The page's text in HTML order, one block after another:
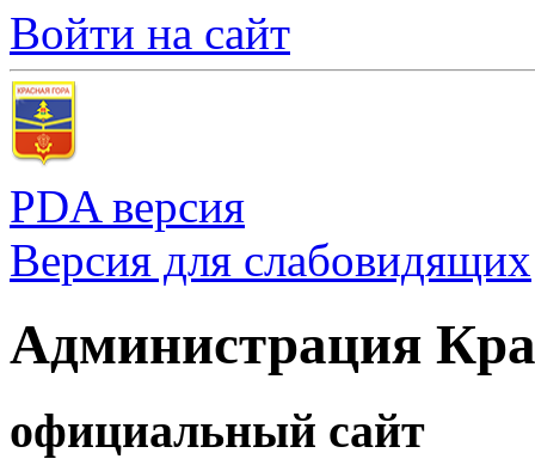
Войти на сайт
PDA версия
Версия для слабовидящих
Администрация
официальный сайт